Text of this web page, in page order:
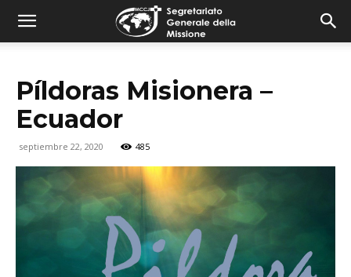
combonimission.net
Píldoras Misionera –
Ecuador
septiembre 22, 2020 485